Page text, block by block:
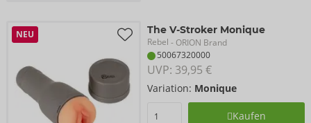
NEU The V-Stroker Monique
Rebel - ORION Brand
50067320000
UVP: 39,95 €
Variation: Monique
Kaufen